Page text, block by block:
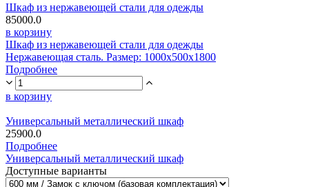
Шкаф из нержавеющей стали для одежды
85000.0
в корзину
Шкаф из нержавеющей стали для одежды
Нержавеющая сталь. Размер: 1000x500x1800
Подробнее
в корзину
Универсальный металлический шкаф
25900.0
Подробнее
Универсальный металлический шкаф
Доступные варианты